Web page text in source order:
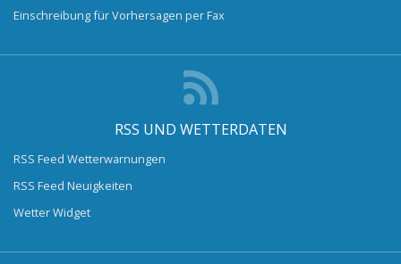
Einschreibung für Vorhersagen per Fax
RSS UND WETTERDATEN
RSS Feed Wetterwarnungen
RSS Feed Neuigkeiten
Wetter Widget